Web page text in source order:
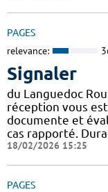
PAGES
relevance:
Signaler
du Languedoc
réception vous est
documente et
cas rapporté.
18/02/2026 15:25
PAGES